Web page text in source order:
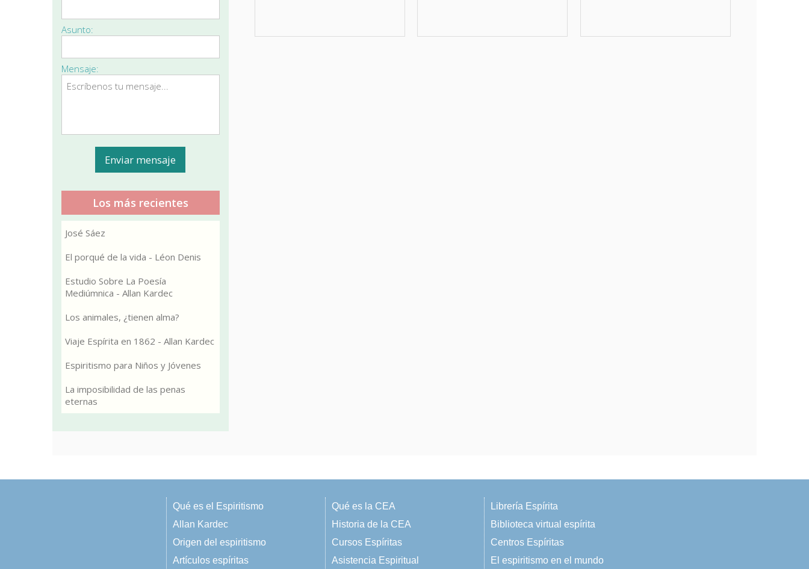
Asunto:
Mensaje:
Los más recientes
José Sáez
El porqué de la vida - Léon Denis
Estudio Sobre La Poesía
Mediúmnica - Allan Kardec
Los animales, ¿tienen alma?
Viaje Espírita en 1862 - Allan Kardec
Espiritismo para Niños y Jóvenes
La imposibilidad de las penas
eternas
Qué es el Espiritismo
Allan Kardec
Origen del espiritismo
Artículos espíritas
Qué es la CEA
Historia de la CEA
Cursos Espíritas
Asistencia Espiritual
Librería Espírita
Biblioteca virtual espírita
Centros Espíritas
El espiritismo en el mundo